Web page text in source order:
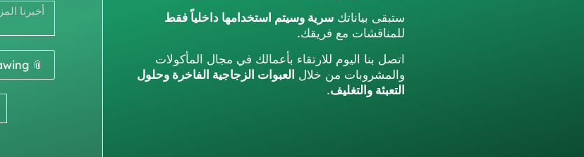
ستبقى بياناتكسرية وسيتم استخدامها داخلياً فقط
للمناقشات مع فريقك.
اتصل بنا اليوم للارتقاء بأعمالك في مجال المأكولات
والمشروبات من خلال العبوات الزجاجية الفاخرة وحلول
التعبئة والتغليف.
📎 Enclose your drawing